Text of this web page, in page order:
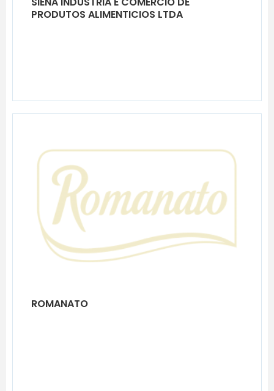
PRODUTOS ALIMENTICIOS LTDA
ROMANATO